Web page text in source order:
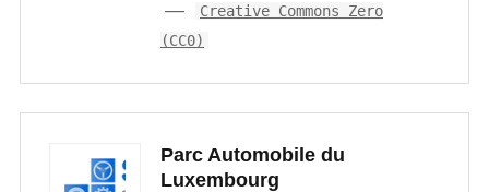
Creative Commons Zero
(CC0)
Parc Automobile du
Luxembourg